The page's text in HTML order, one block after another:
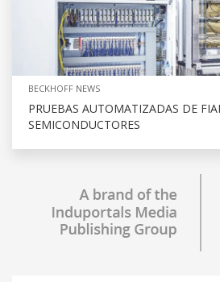
BECKHOFF NEWS
PRUEBAS AUTOMATIZADAS DE
SEMICONDUCTORES